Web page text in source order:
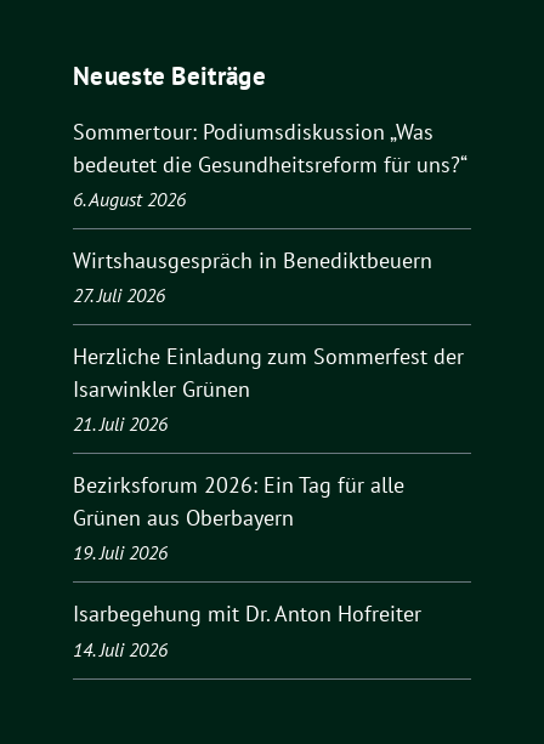
Neueste Beiträge
Sommertour: Podiumsdiskussion „Was
bedeutet die Gesundheitsreform für uns?“
6. August 2026
Wirtshausgespräch in Benediktbeuern
27. Juli 2026
Herzliche Einladung zum Sommerfest der
Isarwinkler Grünen
21. Juli 2026
Bezirksforum 2026: Ein Tag für alle
Grünen aus Oberbayern
19. Juli 2026
Isarbegehung mit Dr. Anton Hofreiter
14. Juli 2026